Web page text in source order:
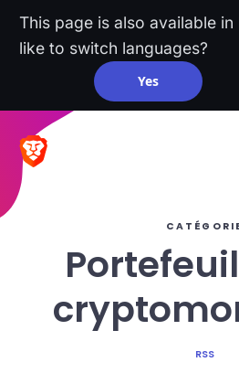
This page is also available
like to switch languages?
Yes
RSS